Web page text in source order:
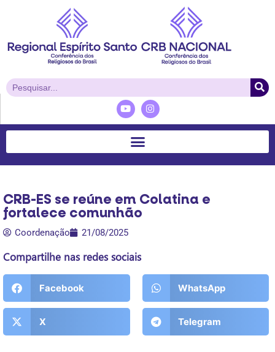
CRB-ES se reúne em Colatina e
fortalece comunhão
Coordenação 21/08/2025
Compartilhe nas redes sociais
Facebook WhatsApp
X Telegram